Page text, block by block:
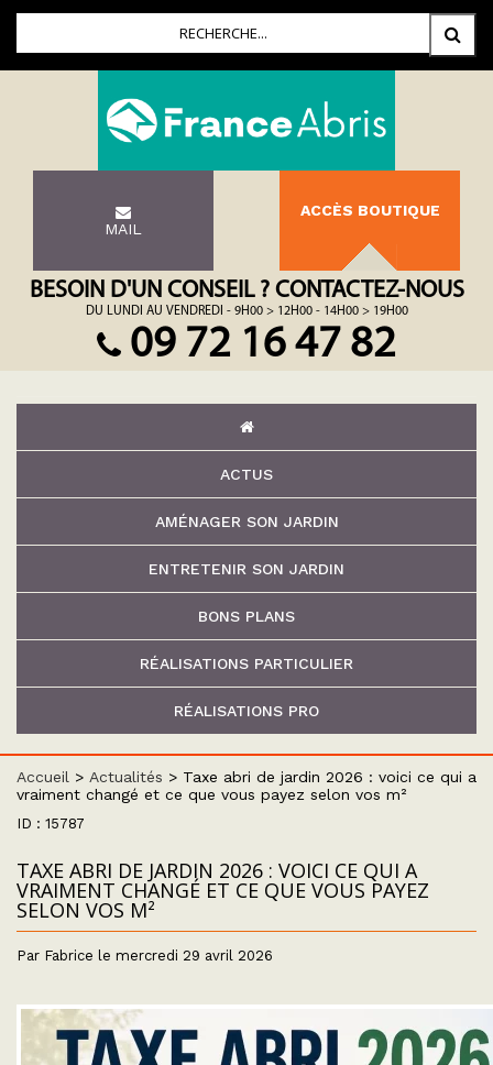
MAIL
ACCÈS BOUTIQUE
BESOIN D'UN CONSEIL ? CONTACTEZ-NOUS
DU LUNDI AU VENDREDI - 9H00 > 12H00 - 14H00 > 19H00
09 72 16 47 82
ACTUS
AMÉNAGER SON JARDIN
ENTRETENIR SON JARDIN
BONS PLANS
RÉALISATIONS PARTICULIER
RÉALISATIONS PRO
Accueil > Actualités > Taxe abri de jardin 2026 : voici ce qui a
vraiment changé et ce que vous payez selon vos m²
ID : 15787
TAXE ABRI DE JARDIN 2026 : VOICI CE QUI A
VRAIMENT CHANGÉ ET CE QUE VOUS PAYEZ
SELON VOS M²
Par Fabrice le mercredi 29 avril 2026